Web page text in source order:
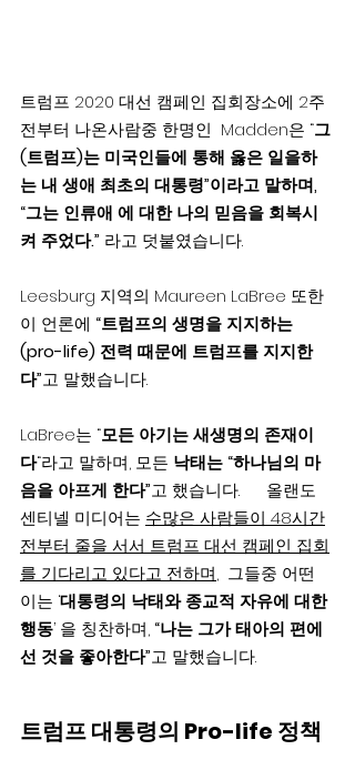
트럼프 2020 대선 캠페인 집회장소에 2주
전부터 나온사람중 한명인  Madden은 “그
(트럼프)는 미국인들에 통해 옳은 일을하
는 내 생애 최초의 대통령”이라고 말하며,
“그는 인류애 에 대한 나의 믿음을 회복시
켜 주었다.” 라고 덧붙였습니다.
Leesburg 지역의 Maureen LaBree 또한
이 언론에 “트럼프의 생명을 지지하는
(pro-life) 전력 때문에 트럼프를 지지한
다”고 말했습니다.
LaBree는 “모든 아기는 새생명의 존재이
다“라고 말하며, 모든 낙태는 “하나님의 마
음을 아프게 한다”고 했습니다.      올랜도
센티넬 미디어는 수많은 사람들이 48시간
전부터 줄을 서서 트럼프 대선 캠페인 집회
를 기다리고 있다고 전하며,  그들중 어떤
이는 ‘대통령의 낙태와 종교적 자유에 대한
행동’ 을 칭찬하며, “나는 그가 태아의 편에
선 것을 좋아한다”고 말했습니다.
트럼프 대통령의 Pro-life 정책